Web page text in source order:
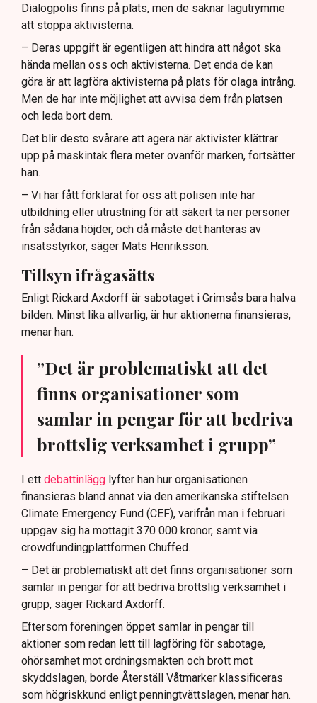
Dialogpolis finns på plats, men de saknar lagutrymme
att stoppa aktivisterna.
– Deras uppgift är egentligen att hindra att något ska
hända mellan oss och aktivisterna. Det enda de kan
göra är att lagföra aktivisterna på plats för olaga intrång.
Men de har inte möjlighet att avvisa dem från platsen
och leda bort dem.
Det blir desto svårare att agera när aktivister klättrar
upp på maskintak flera meter ovanför marken, fortsätter
han.
– Vi har fått förklarat för oss att polisen inte har
utbildning eller utrustning för att säkert ta ner personer
från sådana höjder, och då måste det hanteras av
insatsstyrkor, säger Mats Henriksson.
Tillsyn ifrågasätts
Enligt Rickard Axdorff är sabotaget i Grimsås bara halva
bilden. Minst lika allvarlig, är hur aktionerna finansieras,
menar han.
”Det är problematiskt att det
finns organisationer som
samlar in pengar för att bedriva
brottslig verksamhet i grupp”
I ett debattinlägg lyfter han hur organisationen
finansieras bland annat via den amerikanska stiftelsen
Climate Emergency Fund (CEF), varifrån man i februari
uppgav sig ha mottagit 370 000 kronor, samt via
crowdfundingplattformen Chuffed.
– Det är problematiskt att det finns organisationer som
samlar in pengar för att bedriva brottslig verksamhet i
grupp, säger Rickard Axdorff.
Eftersom föreningen öppet samlar in pengar till
aktioner som redan lett till lagföring för sabotage,
ohörsamhet mot ordningsmakten och brott mot
skyddslagen, borde Återställ Våtmarker klassificeras
som högriskkund enligt penningtvättslagen, menar han.